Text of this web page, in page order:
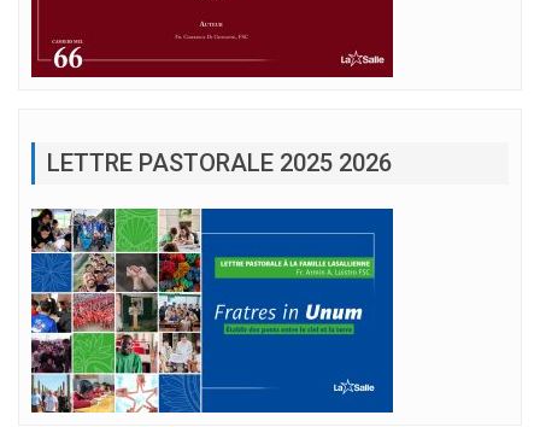
LETTRE PASTORALE 2025 2026